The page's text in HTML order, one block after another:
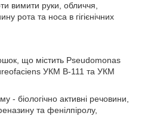
вимити руки, обличчя,
рота та носа в гігієнічних
що містить Pseudomonas
УКМ В-111 та УКМ
- біологічно активні речовини,
та фенілпіролу,